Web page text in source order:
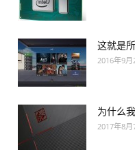
这就是
2016年9月
为什么
2017年8月